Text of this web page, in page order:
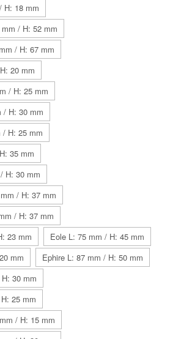
H: 18 mm
/ H: 52 mm
/ H: 67 mm
20 mm
/ H: 25 mm
/ H: 30 mm
/ H: 25 mm
35 mm
H: 30 mm
/ H: 37 mm
/ H: 37 mm
23 mm
Eole L: 75 mm / H: 45 mm
mm
Ephire L: 87 mm / H: 50 mm
30 mm
25 mm
/ H: 15 mm